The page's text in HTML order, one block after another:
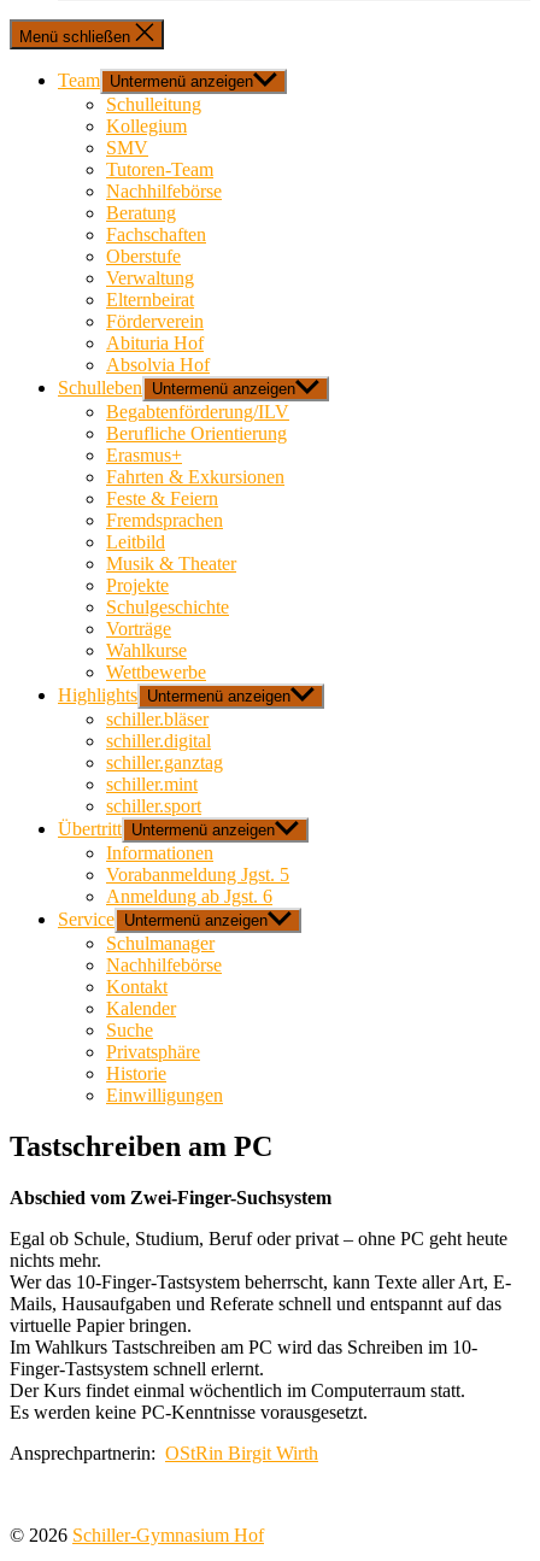
Menü schließen
Team Untermenü anzeigen
Schulleitung
Kollegium
SMV
Tutoren-Team
Nachhilfebörse
Beratung
Fachschaften
Oberstufe
Verwaltung
Elternbeirat
Förderverein
Abituria Hof
Absolvia Hof
Schulleben
Untermenü anzeigen
Begabtenförderung/ILV
Berufliche Orientierung
Erasmus+
Fahrten & Exkursionen
Feste & Feiern
Fremdsprachen
Leitbild
Musik & Theater
Projekte
Schulgeschichte
Vorträge
Wahlkurse
Wettbewerbe
Highlights Untermenü anzeigen
schiller.bläser
schiller.digital
schiller.ganztag
schiller.mint
schiller.sport
Übertritt Untermenü anzeigen
Informationen
Vorabanmeldung Jgst. 5
Anmeldung ab Jgst. 6
Service Untermenü anzeigen
Schulmanager
Nachhilfebörse
Kontakt
Kalender
Suche
Privatsphäre
Historie
Einwilligungen
Tastschreiben am PC
Abschied vom Zwei-Finger-Suchsystem
Egal ob Schule, Studium, Beruf oder privat – ohne PC geht heute
nichts mehr.
Wer das 10-Finger-Tastsystem beherrscht, kann Texte aller Art, E-
Mails, Hausaufgaben und Referate schnell und entspannt auf das
virtuelle Papier bringen.
Im Wahlkurs Tastschreiben am PC wird das Schreiben im 10-
Finger-Tastsystem schnell erlernt.
Der Kurs findet einmal wöchentlich im Computerraum statt.
Es werden keine PC-Kenntnisse vorausgesetzt.
Ansprechpartnerin: OStRin Birgit Wirth
© 2026 Schiller-Gymnasium Hof